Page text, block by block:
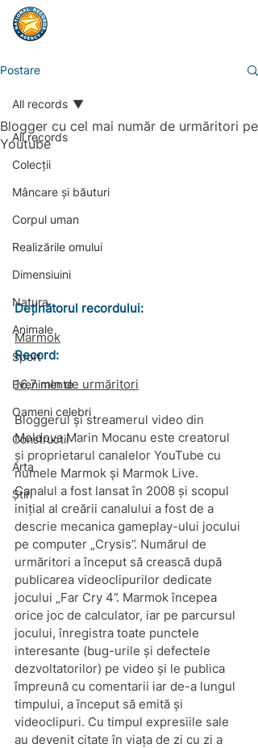
Postare
All records
Colecții
Mâncare și băuturi
Corpul uman
Realizările omului
Dimensiuini
Natura
Animale
Sport
Evenimente
Oameni celebri
Constructii
Arta
Știri
All records
Blogger cu cel mai număr de urmăritori pe
Youtube
Deținătorul recordului:
Marmok
Record:
16,7 mln de urmăritori
Bloggerul și streamerul video din
Moldova Marin Mocanu este creatorul
și proprietarul canalelor YouTube cu
numele Marmok și Marmok Live.
Canalul a fost lansat în 2008 și scopul
inițial al creării canalului a fost de a
descrie mecanica gameplay-ului jocului
pe computer „Crysis”. Numărul de
urmăritori a început să crească după
publicarea videoclipurilor dedicate
jocului „Far Cry 4”. Marmok începea
orice joc de calculator, iar pe parcursul
jocului, înregistra toate punctele
interesante (bug-urile și defectele
dezvoltatorilor) pe video și le publica
împreună cu comentarii iar de-a lungul
timpului, a început să emită și
videoclipuri. Cu timpul expresiile sale
au devenit citate în viața de zi cu zi a